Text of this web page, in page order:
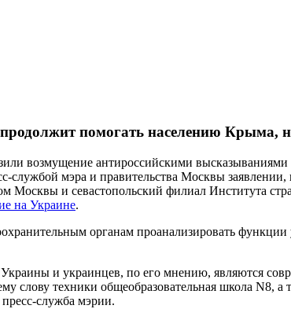
помогать населению Крыма,
возмущение антироссийскими
службой мэра и правительства Москвы
и севастопольский филиал Института
на Украине.
органам проанализировать функции
и украинцев, по его мнению, являются
слову техники общеобразовательная школа N8,
служба мэрии.